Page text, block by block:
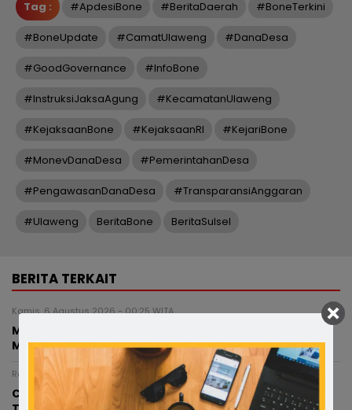
Tag : #ApdesiBone #BeritaDaerah #BoneTerkini
#BoneUpdate #CamatUlaweng #DanaDesa
#GoodGovernance #InfoBone
#InstruksiJaksaAgung #KecamatanUlaweng
#KejaksaanBone #KejaksaanRI #KejariBone
#MonevDanaDesa #PemerintahanDesa
#PengawasanDanaDesa #TransparansiAnggaran
#Ulaweng BeritaBone BeritaSulsel
BERITA TERKAIT
Kamis, 6 Agustus 2026 - 00:25 WITA
Miris, Bocah 8 Tahun Diduga Dianiaya Saat Hendak
Mengaji di Masjid, Kepala Bocor hingga Dijahit
Rabu, 5 Agustus 2026 - 20:00 WITA
Catatan Si Anak Petani: Mimpi Besar dari Desa